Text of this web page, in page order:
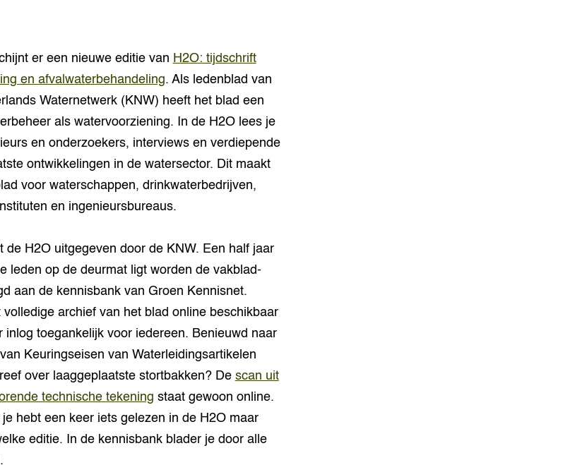
er een nieuwe editie van H2O: tijdschrift
en afvalwaterbehandeling. Als ledenblad van
Waternetwerk (KNW) heeft het blad een
als watervoorziening. In de H2O lees je
en onderzoekers, interviews en verdiepende
ontwikkelingen in de watersector. Dit maakt
voor waterschappen, drinkwaterbedrijven,
en ingenieursbureaus.
de H2O uitgegeven door de KNW. Een half jaar
leden op de deurmat ligt worden de vakblad-
aan de kennisbank van Groen Kennisnet.
volledige archief van het blad online beschikbaar
inlog toegankelijk voor iedereen. Benieuwd naar
Keuringseisen van Waterleidingsartikelen
over laaggeplaatste stortbakken? De scan uit
technische tekening staat gewoon online.
hebt een keer iets gelezen in de H2O maar
editie. In de kennisbank blader je door alle